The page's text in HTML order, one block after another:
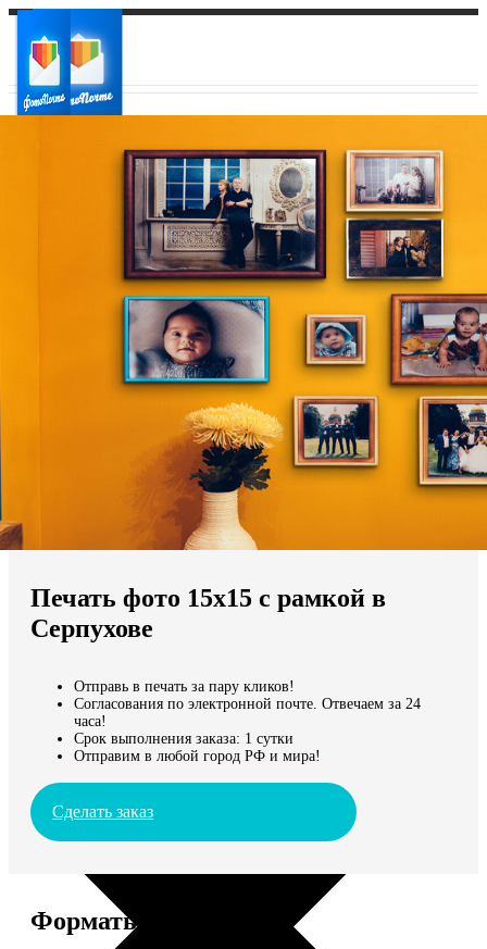
Ваш регион доставки
Выберите из списка:
Мы доставляем по всему миру
Продолжить без города
Печать фото 15х15 с рамкой в
Серпухове
Отправь в печать за пару кликов!
Согласования по электронной почте. Отвечаем за 24
часа!
Срок выполнения заказа: 1 сутки
Отправим в любой город РФ и мира!
Сделать заказ
Форматы и цены